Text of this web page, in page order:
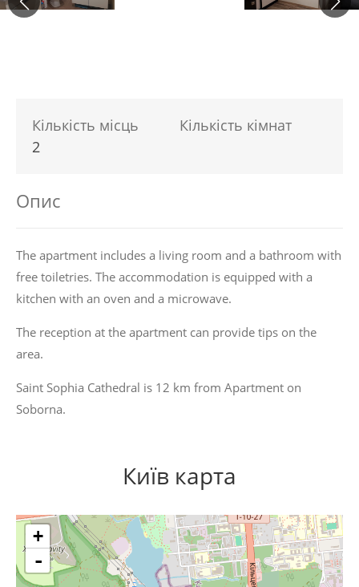
Кількість місць
2
Кількість кімнат
Опис
The apartment includes a living room and a bathroom with
free toiletries. The accommodation is equipped with a
kitchen with an oven and a microwave.
The reception at the apartment can provide tips on the
area.
Saint Sophia Cathedral is 12 km from Apartment on
Soborna.
Київ карта
+
-